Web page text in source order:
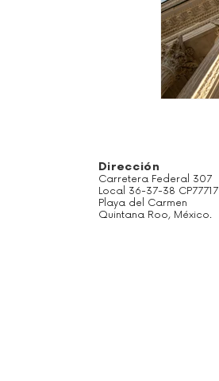
Dirección
Carretera Federal 307
Local 36-37-38 CP77717
Playa del Carmen
Quintana Roo, México.